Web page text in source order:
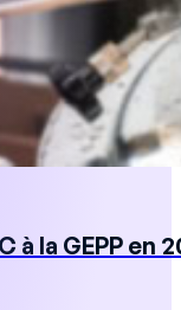
à la GEPP en